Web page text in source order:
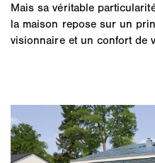
Mais sa véritable
la maison repose sur un
visionnaire et un confort de